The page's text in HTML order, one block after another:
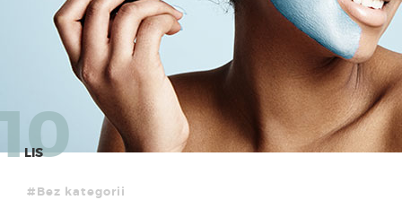
10
LIS
#Bez kategorii